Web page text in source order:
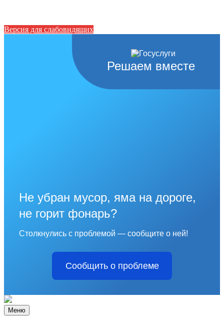
Версия для слабовидящих
Решаем вместе
Не убран мусор, яма на дороге,
не горит фонарь?
Столкнулись с проблемой — сообщите о ней!
Сообщить о проблеме
Меню